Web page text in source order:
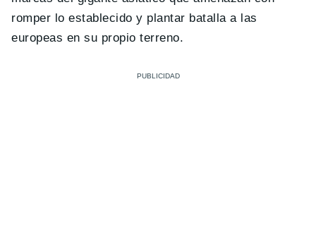
romper lo establecido y plantar batalla a las
europeas en su propio terreno.